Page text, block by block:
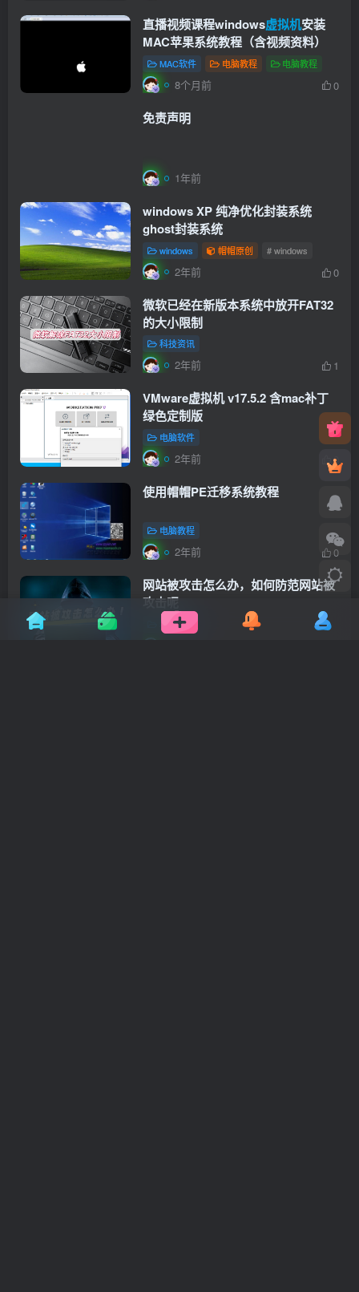
直播视频课程windows虚拟机安装
MAC苹果系统教程（含视频资料）
MAC软件 电脑教程 电脑教程
8个月前 0
免责声明
1年前
windows XP 纯净优化封装系统
ghost封装系统
windows 帽帽原创 # windows
2年前 0
微软已经在新版本系统中放开FAT32
的大小限制
科技资讯
2年前 1
VMware虚拟机 v17.5.2 含mac补丁
绿色定制版
电脑软件
2年前 0
使用帽帽PE迁移系统教程
电脑教程
2年前 0
网站被攻击怎么办，如何防范网站被
攻击呢
科技资讯